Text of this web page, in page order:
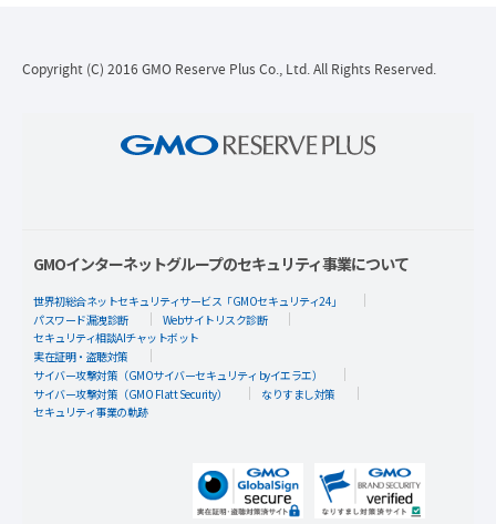
Copyright (C) 2016 GMO Reserve Plus Co., Ltd. All Rights Reserved.
GMOインターネットグループのセキュリティ事業について
世界初総合ネットセキュリティサービス「GMOセキュリティ24」
パスワード漏洩診断
Webサイトリスク診断
セキュリティ相談AIチャットボット
実在証明・盗聴対策
サイバー攻撃対策（GMOサイバーセキュリティ byイエラエ）
サイバー攻撃対策（GMO Flatt Security）
なりすまし対策
セキュリティ事業の軌跡